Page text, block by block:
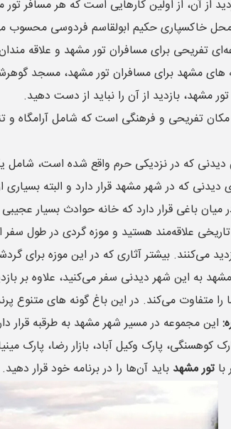
از آن، از اولین کارهایی است که هر مسافر
تفریحی برای مسافران تور مشهد و علاقه
های مشهد برای مسافران تور مشهد، مسجد
مشهد، بازدید از آن را نباید از دست دهید.
تفریحی و فرهنگی است که شامل آرامگاه و
دیدنی که در نزدیکی حرم واقع شده است،
که در شهر مشهد قرار دارد و البته بسیاری
میان باغی قرار دارد که خانه حوادث بسیار
تاریخی علاقه‌مند هستید و موزه گردی در طول
می‌کنند. بیشتر آثاری که در این موزه برای
مشهد به این شهر دیدنی سفر می‌کنید، علاوه بر
متفاوت می‌کند. در این باغ گونه های متنوع
این مجموعه در مسیر شهر مشهد به طرقبه قرار
کوهسنگی، پارک وکیل آباد، بازار رضا،
تور مشهد باید آن‌ها را در برنامه خود قرار دهید.